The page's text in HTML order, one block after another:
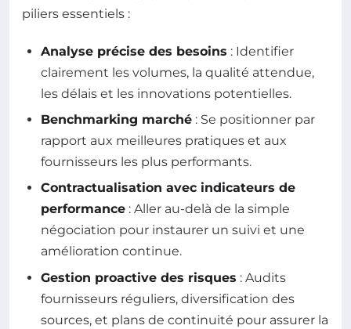
piliers essentiels :
Analyse précise des besoins : Identifier
clairement les volumes, la qualité attendue,
les délais et les innovations potentielles.
Benchmarking marché : Se positionner par
rapport aux meilleures pratiques et aux
fournisseurs les plus performants.
Contractualisation avec indicateurs de
performance : Aller au-delà de la simple
négociation pour instaurer un suivi et une
amélioration continue.
Gestion proactive des risques : Audits
fournisseurs réguliers, diversification des
sources, et plans de continuité pour assurer la